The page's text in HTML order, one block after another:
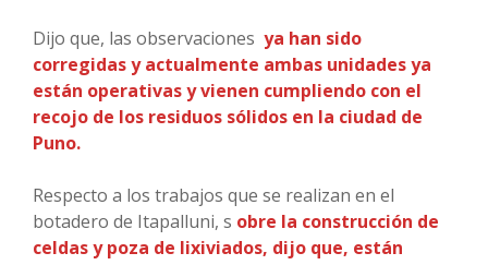
Dijo que, las observaciones ya han sido
corregidas y actualmente ambas unidades ya
están operativas y vienen cumpliendo con el
recojo de los residuos sólidos en la ciudad de
Puno.
Respecto a los trabajos que se realizan en el
botadero de Itapalluni, s obre la construcción de
celdas y poza de lixiviados, dijo que, están